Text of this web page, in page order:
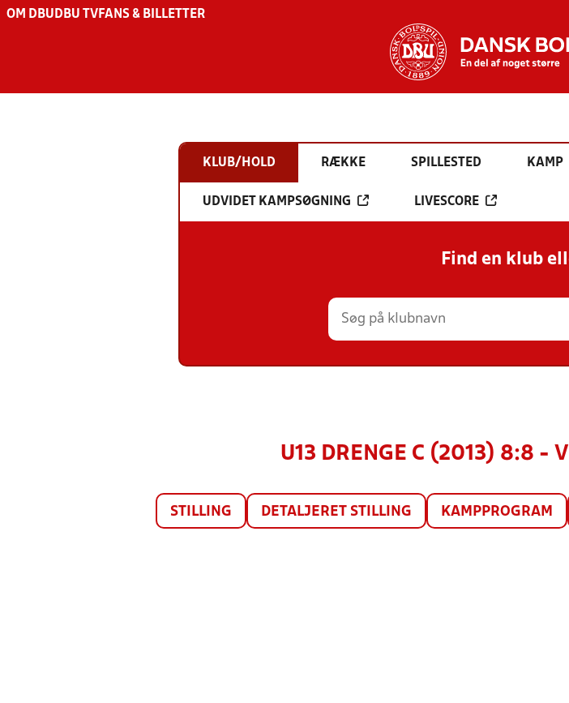
OM DBU DBU TV FANS & BILLETTER
KLUB/HOLD RÆKKE SPILLESTED KAMP
UDVIDET KAMPSØGNING LIVESCORE
Find en klub
U13 DRENGE C (2013) 8:8 -
STILLING DETALJERET STILLING KAMPPROGRAM